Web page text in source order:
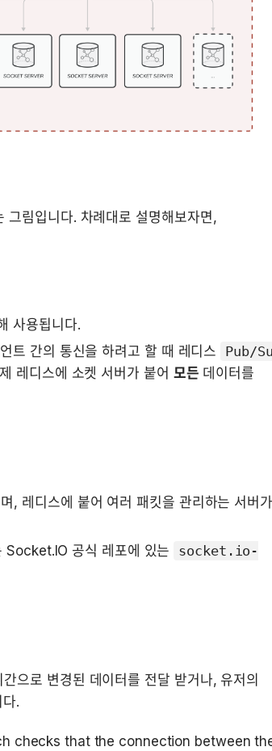
그림입니다. 차례대로 설명해보자면,
사용됩니다.
트 간의 통신을 하려고 할 때 레디스
Pub/
레디스에 소켓 서버가 붙어 모든 데이터를
, 레디스에 붙어 여러 패킷을 관리하는 서버가
Socket.IO 공식 레포에 있는
socket.io-
으로 변경된 데이터를 전달 받거나, 유저의
.
checks that the connection between